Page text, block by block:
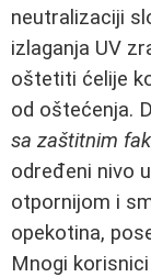
neutralizaciji
izlaganja UV
oštetiti ćelije
od oštećenja.
sa zaštitnim
određeni nivo
otpornijom i
opekotina,
Mnogi